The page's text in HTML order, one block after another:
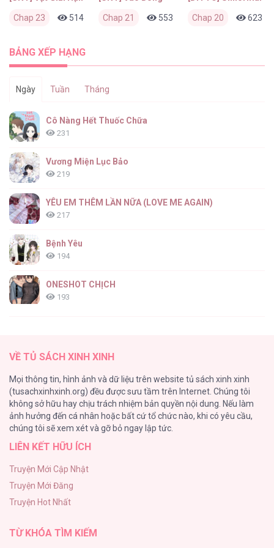
Chap 23 514 0 2 ngày trước
Chap 21 553 0 1 tuần trước
Chap 20 623
BẢNG XẾP HẠNG
Ngày Tuần Tháng
Cô Nàng Hết Thuốc Chữa
231
Vương Miện Lục Bảo
219
YÊU EM THÊM LẦN NỮA (LOVE ME AGAIN)
217
Bệnh Yêu
194
ONESHOT CHỊCH
193
184
Cuộc Sống Sung Sướng Trong Tù
140
Đứa Nhỏ Không Phải Là Con Anh
Mùa Xuân Hoa Nở
104
VỀ TỦ SÁCH XINH XINH
Mọi thông tin, hình ảnh và dữ liệu trên website tủ sách xinh xinh
(tusachxinhxinh.org) đều được sưu tầm trên Internet. Chúng tôi
không sở hữu hay chịu trách nhiệm bản quyền nội dung. Nếu làm
ảnh hưởng đến cá nhân hoặc bất cứ tổ chức nào, khi có yêu cầu,
chúng tôi sẽ xem xét và gỡ bỏ ngay lập tức.
LIÊN KẾT HỮU ÍCH
Truyện Mới Cập Nhật
Truyện Mới Đăng
Truyện Hot Nhất
TỪ KHÓA TÌM KIẾM